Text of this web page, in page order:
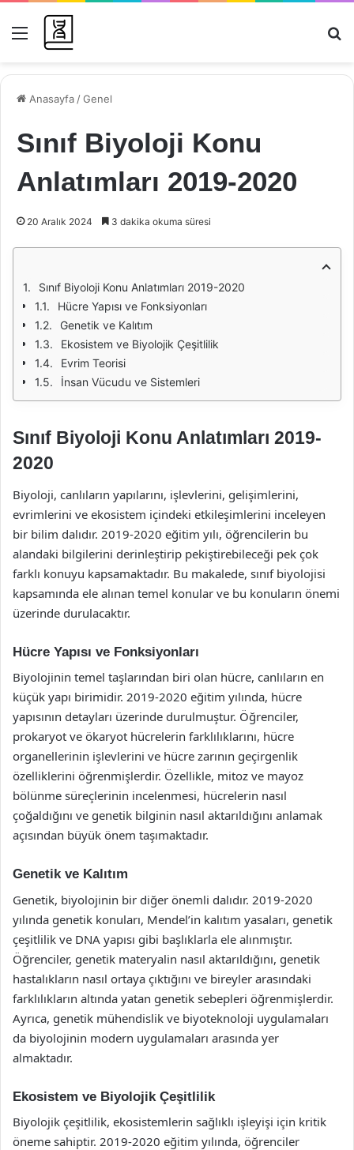
Menü
Anasayfa /Genel
Sınıf Biyoloji Konu
Anlatımları 2019-2020
20 Aralık 2024 3 dakika okuma süresi
Sınıf Biyoloji Konu Anlatımları 2019-2020
Hücre Yapısı ve Fonksiyonları
Genetik ve Kalıtım
Ekosistem ve Biyolojik Çeşitlilik
Evrim Teorisi
İnsan Vücudu ve Sistemleri
Sınıf Biyoloji Konu Anlatımları 2019-
2020
Biyoloji, canlıların yapılarını, işlevlerini, gelişimlerini,
evrimlerini ve ekosistem içindeki etkileşimlerini inceleyen
bir bilim dalıdır. 2019-2020 eğitim yılı, öğrencilerin bu
alandaki bilgilerini derinleştirip pekiştirebileceği pek çok
farklı konuyu kapsamaktadır. Bu makalede, sınıf biyolojisi
kapsamında ele alınan temel konular ve bu konuların önemi
üzerinde durulacaktır.
Hücre Yapısı ve Fonksiyonları
Biyolojinin temel taşlarından biri olan hücre, canlıların en
küçük yapı birimidir. 2019-2020 eğitim yılında, hücre
yapısının detayları üzerinde durulmuştur. Öğrenciler,
prokaryot ve ökaryot hücrelerin farklılıklarını, hücre
organellerinin işlevlerini ve hücre zarının geçirgenlik
özelliklerini öğrenmişlerdir. Özellikle, mitoz ve mayoz
bölünme süreçlerinin incelenmesi, hücrelerin nasıl
çoğaldığını ve genetik bilginin nasıl aktarıldığını anlamak
açısından büyük önem taşımaktadır.
Genetik ve Kalıtım
Genetik, biyolojinin bir diğer önemli dalıdır. 2019-2020
yılında genetik konuları, Mendel’in kalıtım yasaları, genetik
çeşitlilik ve DNA yapısı gibi başlıklarla ele alınmıştır.
Öğrenciler, genetik materyalin nasıl aktarıldığını, genetik
hastalıkların nasıl ortaya çıktığını ve bireyler arasındaki
farklılıkların altında yatan genetik sebepleri öğrenmişlerdir.
Ayrıca, genetik mühendislik ve biyoteknoloji uygulamaları
da biyolojinin modern uygulamaları arasında yer
almaktadır.
Ekosistem ve Biyolojik Çeşitlilik
Biyolojik çeşitlilik, ekosistemlerin sağlıklı işleyişi için kritik
öneme sahiptir. 2019-2020 eğitim yılında, öğrenciler